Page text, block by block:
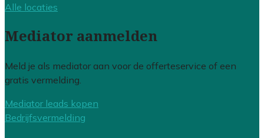
Alle locaties
Mediator aanmelden
Meld je als mediator aan voor de offerteservice of een
gratis vermelding.
Mediator leads kopen
Bedrijfsvermelding